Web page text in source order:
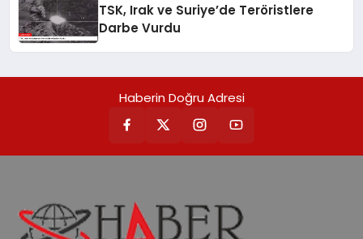
TSK, Irak ve Suriye’de Teröristlere
Darbe Vurdu
Haberin Doğru Adresi